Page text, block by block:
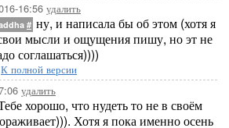
16:56 удалить
# ну, и написала бы об этом (хотя я
мысли и ощущения пишу, но эт не
соглашаться))))
К полной версии
удалить
хорошо, что нудеть то не в своём
Хотя я пока именно осень